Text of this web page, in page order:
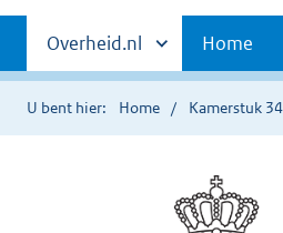
Primaire
navigatie
Andere
sites
binnen
Overheid.nl Home
U bent hier: Home Kamerstuk